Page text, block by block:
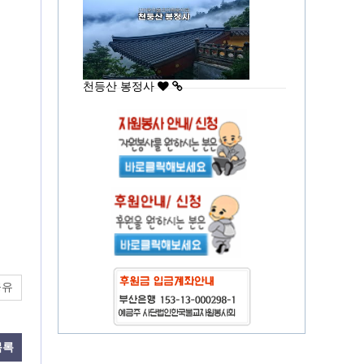
록
천등산 봉정사